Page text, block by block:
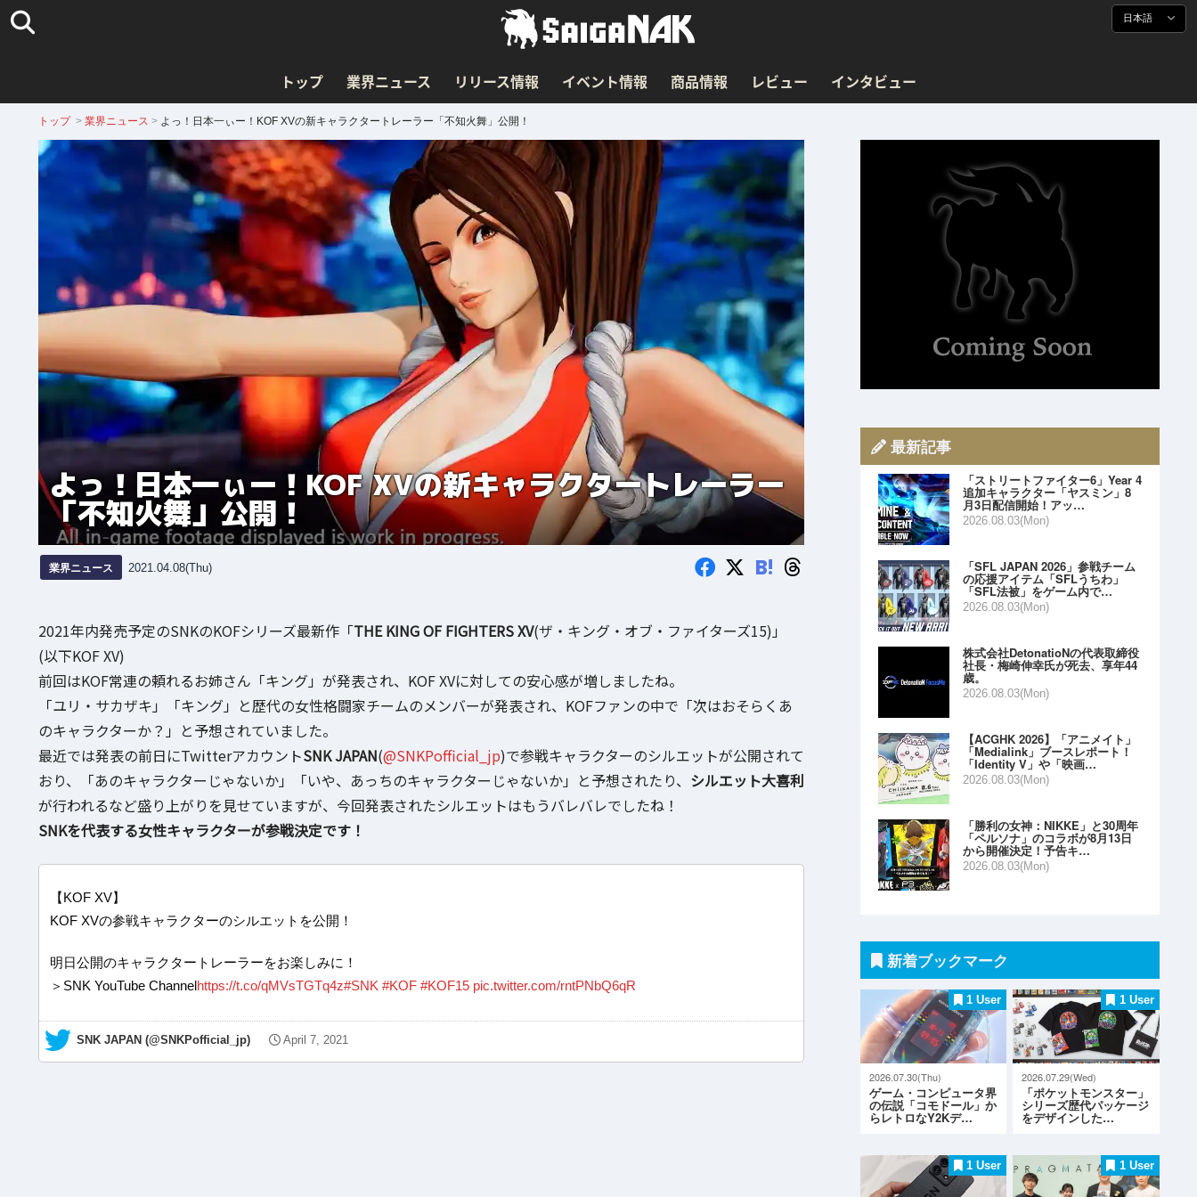
日本語
トップ 業界ニュース リリース情報 イベント情報 商品情報 レビュー インタビュー
トップ > 業界ニュース > よっ！日本一ぃー！KOF XVの新キャラクタートレーラー「不知火舞」公開！
よっ！日本一ぃー！KOF XVの新キャラクタートレーラー
「不知火舞」公開！
業界ニュース 2021.04.08(Thu) B!
2021年内発売予定のSNKのKOFシリーズ最新作「THE KING OF FIGHTERS XV(ザ・キング・オブ・ファイターズ15)」
(以下KOF XV)
前回はKOF常連の頼れるお姉さん「キング」が発表され、KOF XVに対しての安心感が増しましたね。
「ユリ・サカザキ」「キング」と歴代の女性格闘家チームのメンバーが発表され、KOFファンの中で「次はおそらくあ
のキャラクターか？」と予想されていました。
最近では発表の前日にTwitterアカウントSNK JAPAN(@SNKPofficial_jp)で参戦キャラクターのシルエットが公開されて
おり、「あのキャラクターじゃないか」「いや、あっちのキャラクターじゃないか」と予想されたり、 シルエット大喜利
が行われるなど盛り上がりを見せていますが、今回発表されたシルエットはもうバレバレでしたね！
SNKを代表する女性キャラクターが参戦決定です！
【KOF XV】
KOF XVの参戦キャラクターのシルエットを公開！
明日公開のキャラクタートレーラーをお楽しみに！
＞SNK YouTube Channelhttps://t.co/qMVsTGTq4z#SNK #KOF #KOF15 pic.twitter.com/rntPNbQ6qR
— SNK JAPAN (@SNKPofficial_jp) April 7, 2021
最新記事
「ストリートファイター6」Year 4
追加キャラクター「ヤスミン」8
月3日配信開始！アッ…
2026.08.03(Mon)
「SFL JAPAN 2026」参戦チーム
の応援アイテム「SFLうちわ」
「SFL法被」をゲーム内で…
2026.08.03(Mon)
株式会社DetonatioNの代表取締役
社長・梅崎伸幸氏が死去、享年44
歳。
2026.08.03(Mon)
【ACGHK 2026】「アニメイト」
「Medialink」ブースレポート！
「Identity V」や「映画…
2026.08.03(Mon)
「勝利の女神：NIKKE」と30周年
「ペルソナ」のコラボが8月13日
から開催決定！予告キ…
2026.08.03(Mon)
新着ブックマーク
1 User
2026.07.30(Thu)
ゲーム・コンピュータ界
の伝説「コモドール」か
らレトロなY2Kデ…
1 User
2026.07.29(Wed)
「ポケットモンスター」
シリーズ歴代パッケージ
をデザインした…
1 User 1 User